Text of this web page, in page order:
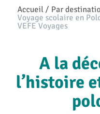
Accueil/ Par
Voyage scolaire en
VEFE Voyages
A la
l’histoire